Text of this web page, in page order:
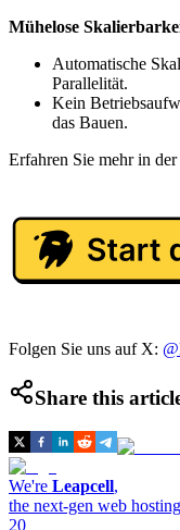
Mühelose
Automatische
Parallelität.
Kein
das Bauen.
Erfahren Sie mehr in der
Folgen Sie uns auf X:
Share this
We're Leapcell,
the next-gen web
20